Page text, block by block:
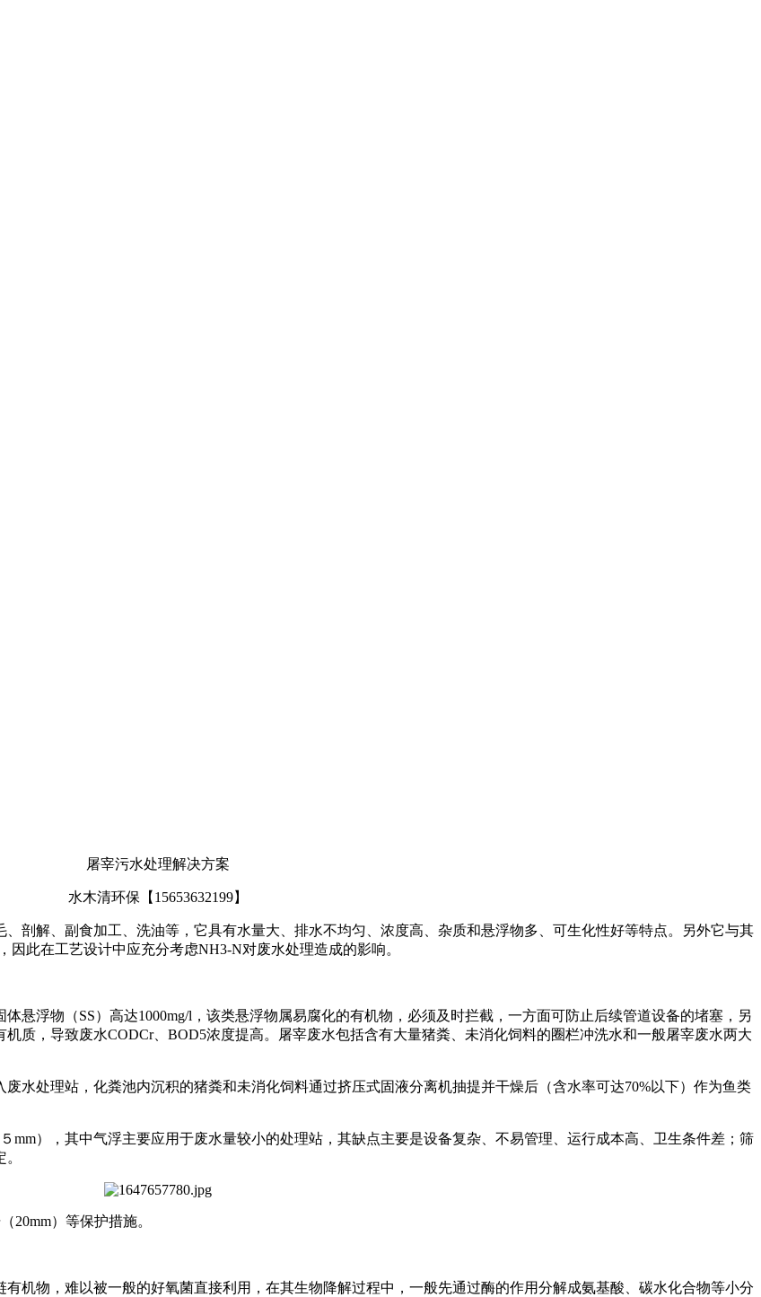
屠宰污水处理解决方案
水木清环保【 15653632199】
剖解、副食加工、洗油等，它具有水量大、排水不均匀、浓度高、杂质和悬浮物多、可生化性好等特点。另外它与其
因此在工艺设计中应充分考虑NH3-N对废水处理造成的影响。
体悬浮物（SS）高达1000mg/l，该类悬浮物属易腐化的有机物，必须及时拦截，一方面可防止后续管道设备的堵塞，另
质，导致废水CODCr、BOD5浓度提高。屠宰废水包括含有大量猪粪、未消化饲料的圈栏冲洗水和一般屠宰废水两大
水处理站，化粪池内沉积的猪粪和未消化饲料通过挤压式固液分离机抽提并干燥后（含水率可达70%以下）作为鱼类
mm），其中气浮主要应用于废水量较小的处理站，其缺点主要是设备复杂、不易管理、运行成本高、卫生条件差；筛
20mm）等保护措施。
机物，难以被一般的好氧菌直接利用，在其生物降解过程中，一般先通过酶的作用分解成氨基酸、碳水化合物等小分